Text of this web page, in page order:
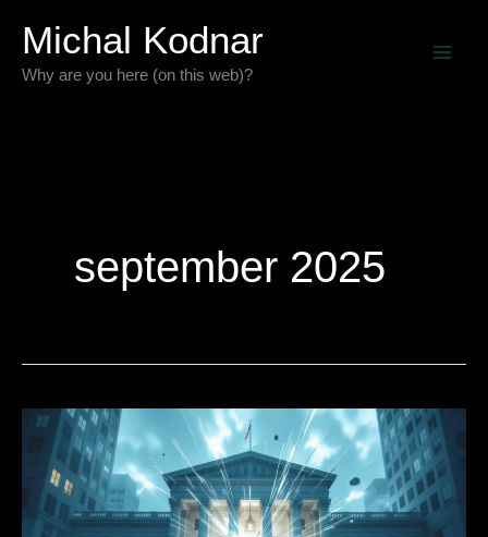
obsah
Michal Kodnar
Why are you here (on this web)?
september 2025
Politika
sen:
Prečo